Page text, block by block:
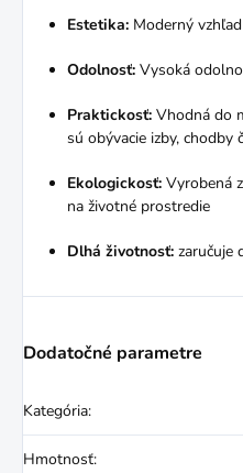
Estetika: Moderný
Odolnosť: Vysoká
Praktickosť: Vhodná do
sú obývacie izby, chodby
Ekologickosť: Vyrobená
na životné prostredie
Dlhá životnosť: zaručuje
Dodatočné parametre
Kategória:
Hmotnosť: